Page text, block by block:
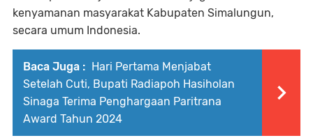
kenyamanan masyarakat Kabupaten Simalungun,
secara umum Indonesia.
Baca Juga : Hari Pertama Menjabat
Setelah Cuti, Bupati Radiapoh Hasiholan
Sinaga Terima Penghargaan Paritrana
Award Tahun 2024